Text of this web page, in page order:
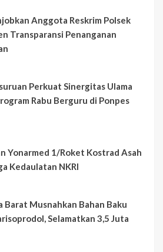
Anggota Reskrim Polsek
Transparansi Penanganan
Perkuat Sinergitas Ulama
Rabu Berguru di Ponpes
Yonarmed 1/Roket Kostrad Asah
Kedaulatan NKRI
Barat Musnahkan Bahan Baku
Selamatkan 3,5 Juta